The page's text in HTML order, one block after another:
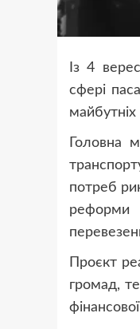
Із 4
сфері
майбутніх
Головна
потреб
реформи
Проєкт
громад,